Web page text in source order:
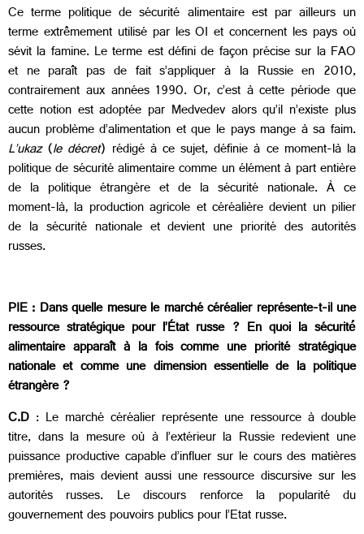
Ce terme politique de sécurité alimentaire est par ailleurs un
terme extrêmement utilisé par les OI et concernent les pays où
sévit la famine. Le terme est défini de façon précise sur la FAO
et ne paraît pas de fait s’appliquer à la Russie en 2010,
contrairement aux années 1990. Or, c’est à cette période que
cette notion est adoptée par Medvedev alors qu’il n’existe plus
aucun problème d’alimentation et que le pays mange à sa faim.
L’ukaz(le décret) rédigé à ce sujet, définie à ce moment-là la
politique de sécurité alimentaire comme un élément à part entière
de la politique étrangère et de la sécurité nationale. À ce
moment-là, la production agricole et céréalière devient un pilier
de la sécurité nationale et devient une priorité des autorités
russes.
PIE : Dans quelle mesure le marché céréalier représente-t-il une
ressource stratégique pour l’État russe ? En quoi la sécurité́
alimentaire apparaît à la fois comme une priorité stratégique
nationale et comme une dimension essentielle de la politique
étrangère ?
C.D : Le marché céréalier représente une ressource à double
titre, dans la mesure où à l’extérieur la Russie redevient une
puissance productive capable d’influer sur le cours des matières
premières, mais devient aussi une ressource discursive sur les
autorités russes. Le discours renforce la popularité du
gouvernement des pouvoirs publics pour l’Etat russe.